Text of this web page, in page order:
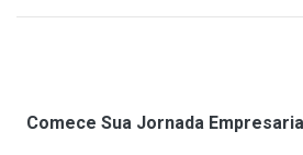
Comece Sua Jornada